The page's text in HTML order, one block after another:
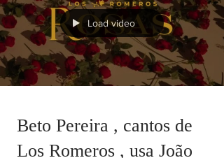
Load video
Beto Pereira , cantos de
Los Romeros , usa João